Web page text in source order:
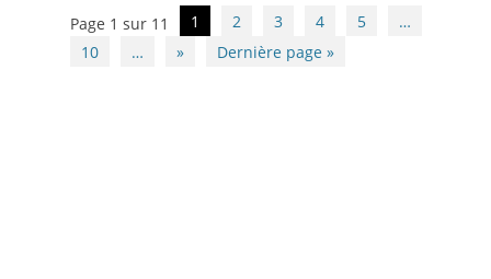
fenêtre)ami(ouvre
une
nouvelle
fenêtre)
Navigation
des
articles
Page 1 sur 11 1 2 3 4 5
…
10
… » Dernière page »